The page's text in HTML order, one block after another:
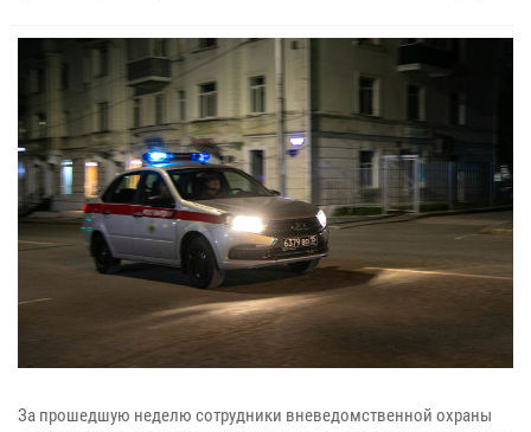
За прошедшую неделю сотрудники вневедомственной охраны